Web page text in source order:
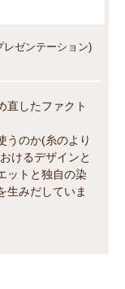
ゼンテーション)
直したファクト
うのか(糸のより
けるデザインと
ットと独自の染
生みだしていま